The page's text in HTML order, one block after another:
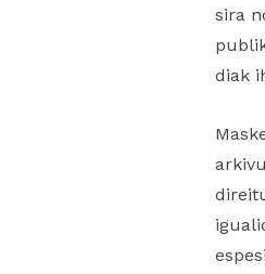
sira
diak